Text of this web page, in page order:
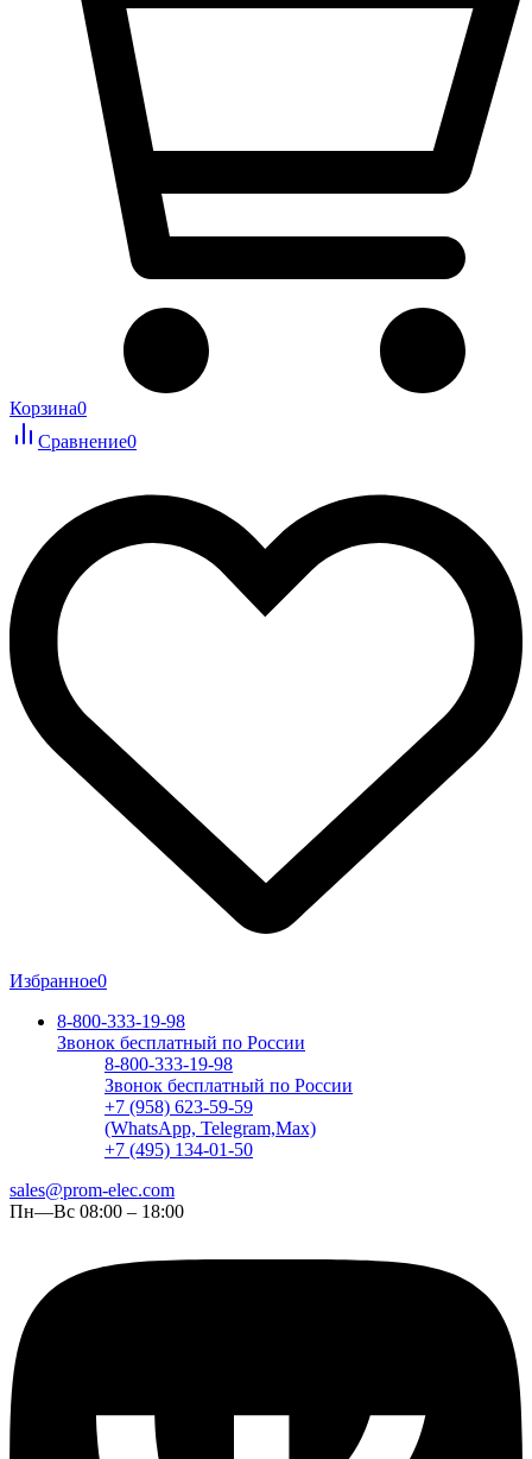
Корзина0
Сравнение0
Избранное0
8-800-333-19-98
Звонок бесплатный по России
8-800-333-19-98
Звонок бесплатный по России
+7 (958) 623-59-59
(WhatsApp, Telegram,Max)
+7 (495) 134-01-50
sales@prom-elec.com
Пн—Вс 08:00 – 18:00